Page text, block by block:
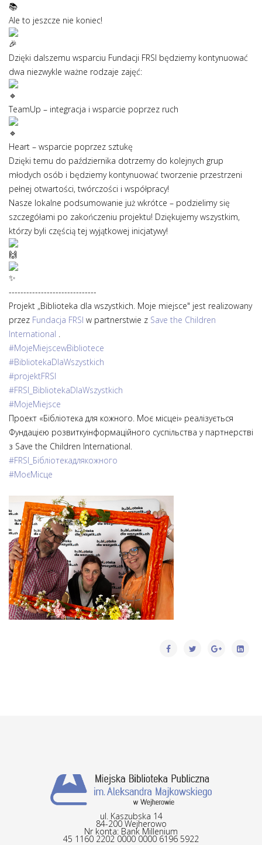
Ale to jeszcze nie koniec!
Dzięki dalszemu wsparciu Fundacji FRSI będziemy kontynuować
dwa niezwykle ważne rodzaje zajęć:
TeamUp – integracja i wsparcie poprzez ruch
Heart – wsparcie poprzez sztukę
Dzięki temu do października dotrzemy do kolejnych grup
młodych osób i będziemy kontynuować tworzenie przestrzeni
pełnej otwartości, twórczości i współpracy!
Nasze lokalne podsumowanie już wkrótce – podzielimy się
szczegółami po zakończeniu projektu! Dziękujemy wszystkim,
którzy byli częścią tej wyjątkowej inicjatywy!
------------------------------
Projekt „Biblioteka dla wszystkich. Moje miejsce" jest realizowany
przez Fundacja FRSI w partnerstwie z Save the Children
International .
#MojeMiejscewBibliotece
#BibliotekaDlaWszystkich
#projektFRSI
#FRSI_BibliotekaDlaWszystkich
#MojeMiejsce
Проект «Бібліотека для кожного. Моє місцеі» реалізується
Фундацією розвиткуінформаційного суспільства у партнерстві
з Save the Children International.
#FRSI_Бібліотекадлякожного
#МоєMісце
ul. Kaszubska 14
84-200 Wejherowo
Nr konta: Bank Millenium
45 1160 2202 0000 0000 6196 5922